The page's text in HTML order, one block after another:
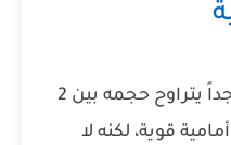
"عقرب الكتاب" كائن صغير جداً يتراوح حجمه بين 2
قوية، لكنه لا